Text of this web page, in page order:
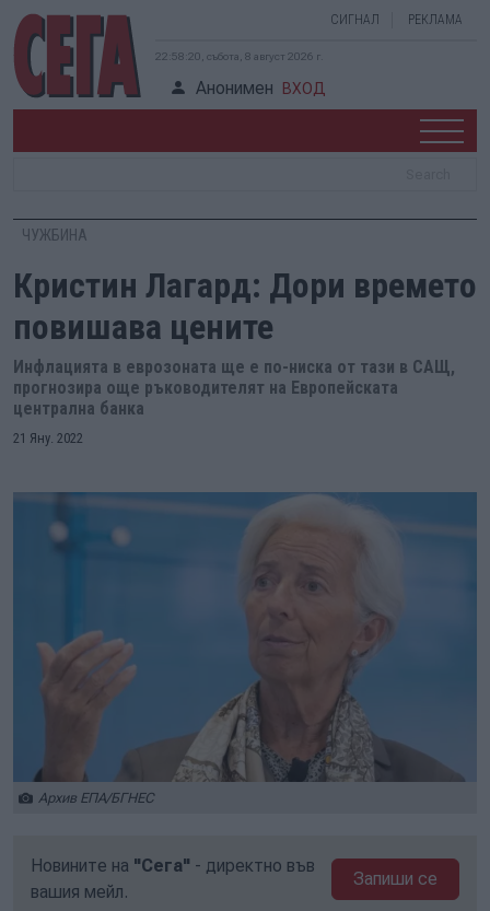
СИГНАЛ РЕКЛАМА
22:58:21, събота, 8 август 2026 г.
Анонимен ВХОД
ЧУЖБИНА
Кристин Лагард: Дори времето
повишава цените
Инфлацията в еврозоната ще е по-ниска от тази в САЩ,
прогнозира още ръководителят на Европейската
централна банка
21 Яну. 2022
Архив ЕПА/БГНЕС
Новините на "Сега" - директно във
вашия мейл.
Запиши се